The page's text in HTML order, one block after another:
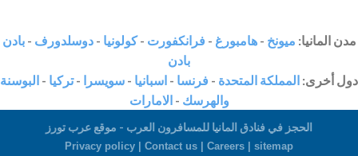
مدن المانيا: ميونخ -هامبورغ - فرانكفورت -كولونيا -دوسلدورف -بادن
بادن
دول أخرى: المملكة المتحدة - فرنسا - اسبانيا - سويسرا -تركيا - البوسنة
والهرسك -الامارات
الحجز في فنادق المانيا للمسافرون العرب - موقع عرب تورز
Privacy policy | Contact us | Careers | sitemap